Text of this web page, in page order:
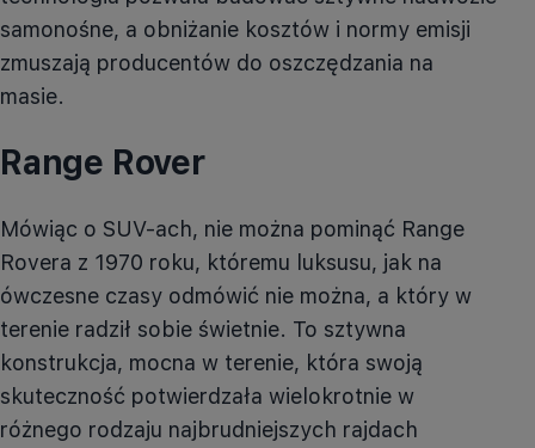
samonośne, a obniżanie kosztów i normy emisji
zmuszają producentów do oszczędzania na
masie.
Range Rover
Mówiąc o SUV-ach, nie można pominąć Range
Rovera z 1970 roku, któremu luksusu, jak na
ówczesne czasy odmówić nie można, a który w
terenie radził sobie świetnie. To sztywna
konstrukcja, mocna w terenie, która swoją
skuteczność potwierdzała wielokrotnie w
różnego rodzaju najbrudniejszych rajdach